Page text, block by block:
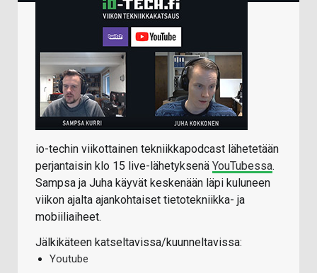
io-techin viikottainen tekniikkapodcast lähetetään
perjantaisin klo 15 live-lähetyksenä YouTubessa.
Sampsa ja Juha käyvät keskenään läpi kuluneen
viikon ajalta ajankohtaiset tietotekniikka- ja
mobiiliaiheet.
Jälkikäteen katseltavissa/kuunneltavissa:
Youtube